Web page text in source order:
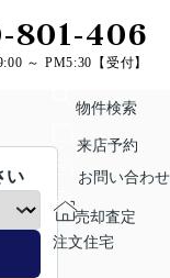
801-406
～ PM5:30【受付】
い
物件検索
来店予約
お問い合わせ
売却査定
注文住宅